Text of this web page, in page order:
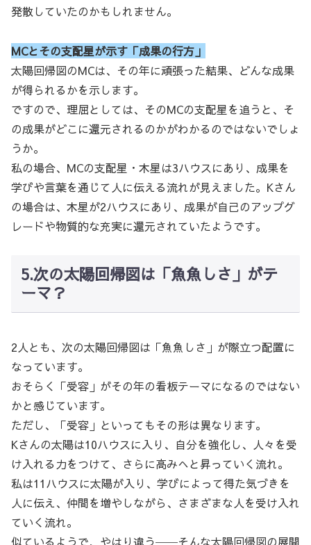
発散していたのかもしれません。
MCとその支配星が示す「成果の行方」
太陽回帰図のMCは、その年に頑張った結果、どんな成果
が得られるかを示します。
ですので、理屈としては、そのMCの支配星を追うと、そ
の成果がどこに還元されるのかがわかるのではないでしょ
うか。
私の場合、MCの支配星・木星は3ハウスにあり、成果を
学びや言葉を通じて人に伝える流れが見えました。Kさん
の場合は、木星が2ハウスにあり、成果が自己のアップグ
レードや物質的な充実に還元されていたようです。
5.次の太陽回帰図は「魚魚しさ」がテ
ーマ？
2人とも、次の太陽回帰図は「魚魚しさ」が際立つ配置に
なっています。
おそらく「受容」がその年の看板テーマになるのではない
かと感じています。
ただし、「受容」といってもその形は異なります。
Kさんの太陽は10ハウスに入り、自分を強化し、人々を受
け入れる力をつけて、さらに高みへと昇っていく流れ。
私は11ハウスに太陽が入り、学びによって得た気づきを
人に伝え、仲間を増やしながら、さまざまな人を受け入れ
ていく流れ。
似ているようで、やはり違う──そんな太陽回帰図の展開